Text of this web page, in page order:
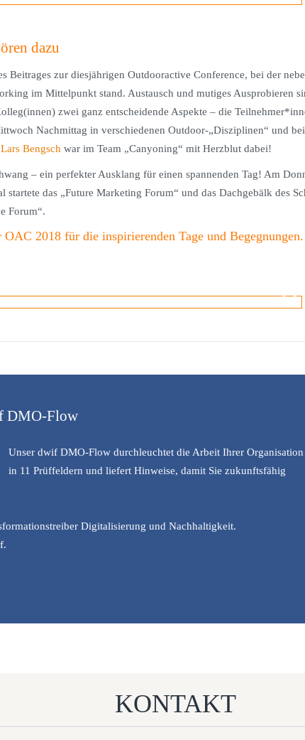
dazu
Beitrages zur diesjährigen Outdooractive Conference, bei der
im Mittelpunkt stand. Austausch und mutiges Ausprobieren
zwei ganz entscheidende Aspekte – die
Nachmittag in verschiedenen Outdoor-„Disziplinen“ und
Lars Bengsch war im Team „Canyoning“ mit Herzblut dabei!
– ein perfekter Ausklang für einen spannenden Tag! Am
das „Future Marketing Forum“ und das Dachgebälk des
Forum“.
2018 für die inspirierenden Tage und
DMO-Flow
Unser dwif DMO-Flow durchleuchtet die Arbeit Ihrer Organisation
in 11 Prüffeldern und liefert Hinweise, damit Sie zukunftsfähig
Digitalisierung und Nachhaltigkeit.
KONTAKT